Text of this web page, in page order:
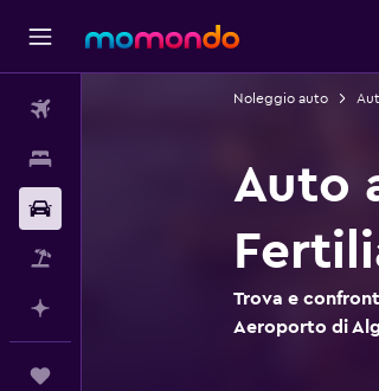
Noleggio auto
Auto
Trova e
Aeroporto di